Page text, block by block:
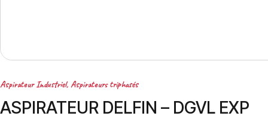
Aspirateur Industriel, Aspirateurs triphasés
ASPIRATEUR DELFIN – DGVL EXP